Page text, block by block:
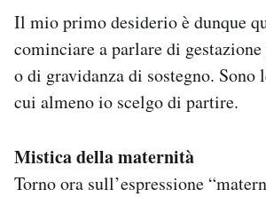
Il mio primo desiderio è dunque
cominciare a parlare di
o di gravidanza di sostegno. Sono
cui almeno io scelgo di partire.
Mistica della maternità
Torno ora sull’espressione